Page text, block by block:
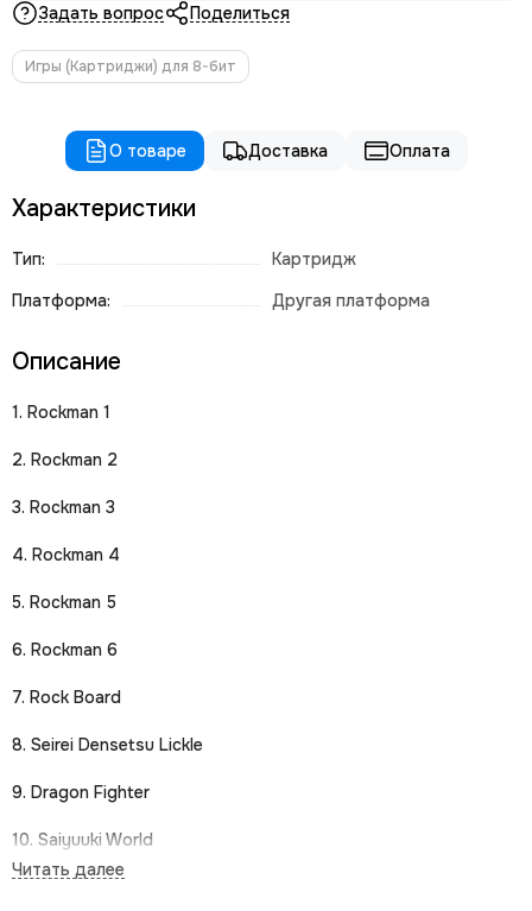
Задать вопрос Поделиться
Игры (Картриджи) для 8-бит
О товаре Доставка Оплата
Характеристики
Тип:
Картридж
Платформа:
Другая платформа
Описание
1. Rockman 1
2. Rockman 2
3. Rockman 3
4. Rockman 4
5. Rockman 5
6. Rockman 6
7. Rock Board
8. Seirei Densetsu Lickle
9. Dragon Fighter
10. Saiyuuki World